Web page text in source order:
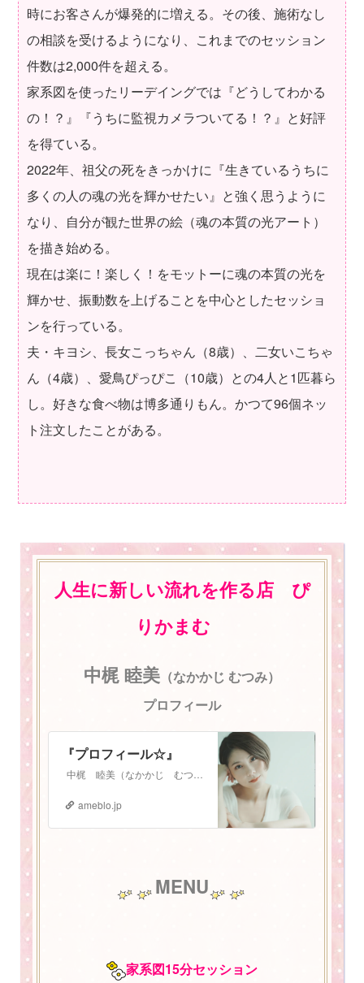
時にお客さんが爆発的に増える。その後、施術なし
の相談を受けるようになり、これまでのセッション
件数は2,000件を超える。
家系図を使ったリーデイングでは『どうしてわかる
の！？』『うちに監視カメラついてる！？』と好評
を得ている。
2022年、祖父の死をきっかけに『生きているうちに
多くの人の魂の光を輝かせたい』と強く思うように
なり、自分が観た世界の絵（魂の本質の光アート）
を描き始める。
現在は楽に！楽しく！をモットーに魂の本質の光を
輝かせ、振動数を上げることを中心としたセッショ
ンを行っている。
夫・キヨシ、長女こっちゃん（8歳）、二女いこちゃ
ん（4歳）、愛鳥ぴっぴこ（10歳）との4人と1匹暮ら
し。好きな食べ物は博多通りもん。かつて96個ネッ
ト注文したことがある。
人生に新しい流れを作る店 ぴ
りかまむ
中梶 睦美 （なかかじ むつみ）
プロフィール
『プロフィール☆』
ameblo.jp
MENU
家系図15分セッション